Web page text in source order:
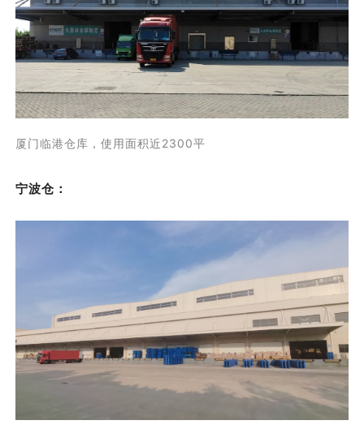
厦门临港仓库，使用面积近2300平
宁波仓：